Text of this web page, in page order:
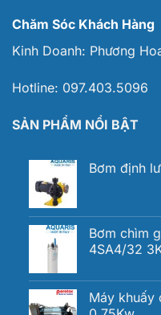
Chăm Sóc Khách Hàng
Kinh Doanh: Phương
Hotline: 097.403.5096
SẢN PHẨM NỔI BẬT
Bơm định
Bơm chìm
4SA4/32
Máy khuấy